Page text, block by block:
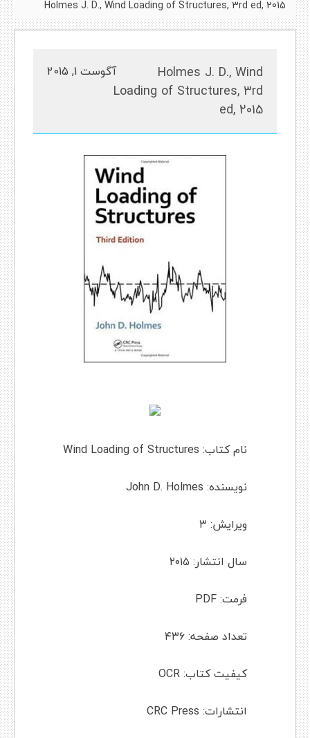
Holmes J. D., Wind Loading of Structures, 3rd ed, 2015
Holmes J. D., Wind
Loading of Structures, 3rd
ed, 2015
آگوست 1, 2015
نام کتاب: Wind Loading of Structures
نویسنده: John D. Holmes
ویرایش: ۳
سال انتشار: ۲۰۱۵
فرمت: PDF
تعداد صفحه: ۴۳۶
کیفیت کتاب: OCR
انتشارات: CRC Press